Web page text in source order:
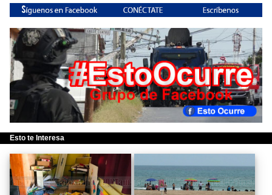
Esto te Interesa